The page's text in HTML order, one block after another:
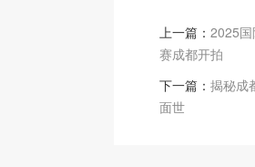
上一篇： 2025
赛成都开拍
下一篇： 揭秘成
面世